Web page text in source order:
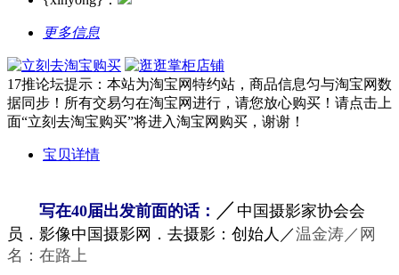
更多信息
17推论坛提示：本站为淘宝网特约站，商品信息匀与淘宝网数
据同步！所有交易匀在淘宝网进行，请您放心购买！请点击上
面“立刻去淘宝购买”将进入淘宝网购买，谢谢！
宝贝详情
写在40届出发前面的话： ／ 中国摄影家协会会
员．影像中国摄影网．去摄影：创始人／温金涛／网
名：在路上